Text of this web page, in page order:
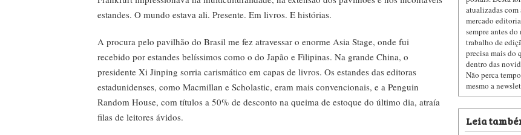
estandes. O mundo estava ali. Presente. Em livros. E histórias.
A procura pelo pavilhão do Brasil me fez atravessar o enorme Asia Stage, onde fui
recebido por estandes belíssimos como o do Japão e Filipinas. Na grande China, o
presidente Xi Jinping sorria carismático em capas de livros. Os estandes das editoras
estadunidenses, como Macmillan e Scholastic, eram mais convencionais, e a Penguin
Random House, com títulos a 50% de desconto na queima de estoque do último dia, atraía
filas de leitores ávidos.
atualizadas
mercado
sempre antes
trabalho de
precisa mais do
dentro das
Não perca
mesmo a
Leia